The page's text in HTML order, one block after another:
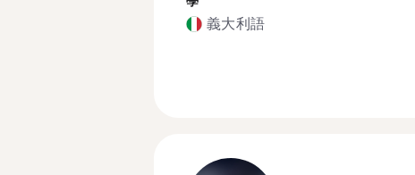
義大利語